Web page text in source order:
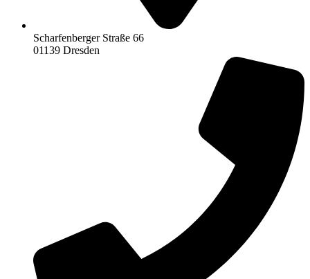
Scharfenberger Straße 66
01139 Dresden